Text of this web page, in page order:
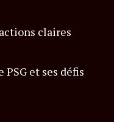
claires
et ses défis